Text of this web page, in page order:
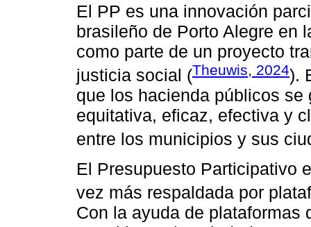
El PP es una innovación
brasileño de Porto Alegre en
como parte de un proyecto
justicia social (Theuwis, 2024).
que los hacienda públicos
equitativa, eficaz, efectiva y
entre los municipios y sus
El Presupuesto Participativo
vez más respaldada por
Con la ayuda de plataformas